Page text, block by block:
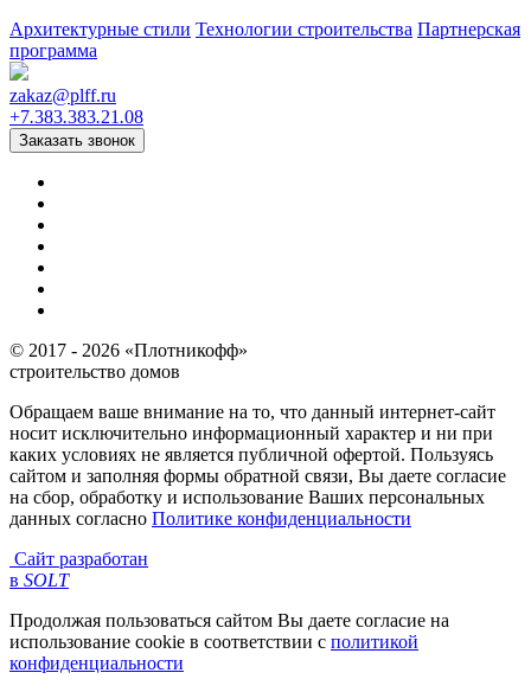
Архитектурные стили Технологии строительства Партнерская
программа
zakaz@plff.ru
+7.383.383.21.08
Заказать звонок
© 2017 - 2026 «Плотникофф»
строительство домов
Обращаем ваше внимание на то, что данный интернет-сайт
носит исключительно информационный характер и ни при
каких условиях не является публичной офертой. Пользуясь
сайтом и заполняя формы обратной связи, Вы даете согласие
на сбор, обработку и использование Ваших персональных
данных согласно Политике конфиденциальности
Сайт разработан
в SOLT
Продолжая пользоваться сайтом Вы даете согласие на
использование cookie в соответствии с политикой
конфиденциальности